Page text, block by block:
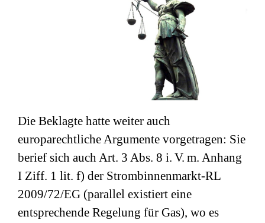
Die Beklagte hatte weiter auch
europarechtliche Argumente vorgetragen: Sie
berief sich auch Art. 3 Abs. 8 i. V. m. Anhang
I Ziff. 1 lit. f) der Strombinnenmarkt-RL
2009/72/EG (parallel existiert eine
entsprechende Regelung für Gas), wo es